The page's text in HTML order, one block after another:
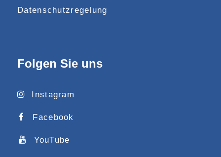
Datenschutzregelung
Folgen Sie uns
Instagram
Facebook
YouTube